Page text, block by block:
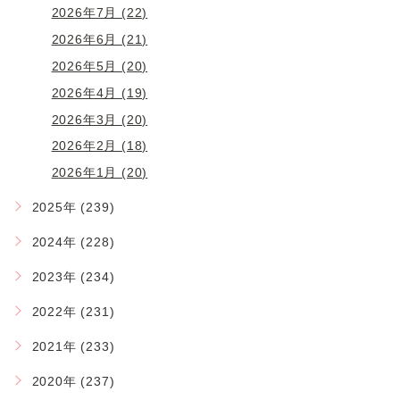
2026年7月 (22)
2026年6月 (21)
2026年5月 (20)
2026年4月 (19)
2026年3月 (20)
2026年2月 (18)
2026年1月 (20)
2025年 (239)
2024年 (228)
2023年 (234)
2022年 (231)
2021年 (233)
2020年 (237)